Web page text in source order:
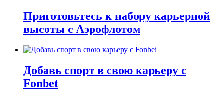
Приготовьтесь к набору карьерной
высоты с Аэрофлотом
Добавь спорт в свою карьеру с
Fonbet